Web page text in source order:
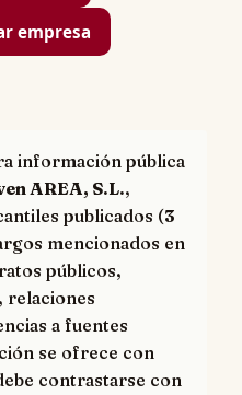
empresa
información pública
AREA, S.L.,
publicados (3
mencionados en
públicos,
relaciones
a fuentes
se ofrece con
contrastarse con